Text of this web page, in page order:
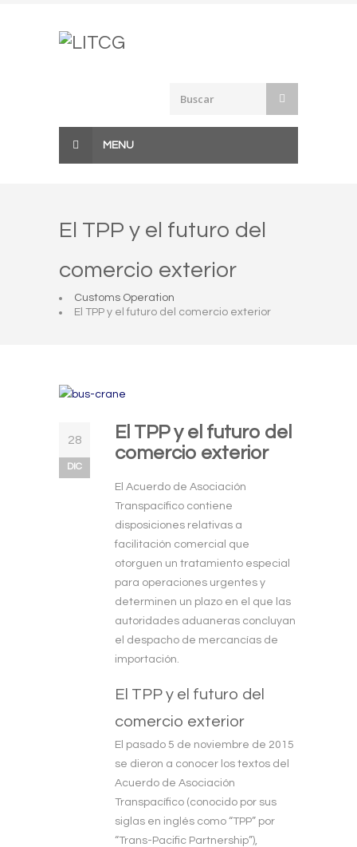
MENU
El TPP y el futuro del
comercio exterior
Customs Operation
El TPP y el futuro del comercio exterior
28
DIC
El TPP y el futuro del
comercio exterior
El Acuerdo de Asociación
Transpacífico contiene
disposiciones relativas a
facilitación comercial que
otorguen un tratamiento especial
para operaciones urgentes y
determinen un plazo en el que las
autoridades aduaneras concluyan
el despacho de mercancías de
importación.
El TPP y el futuro del
comercio exterior
El pasado 5 de noviembre de 2015
se dieron a conocer los textos del
Acuerdo de Asociación
Transpacífico (conocido por sus
siglas en inglés como “TPP” por
“Trans-Pacific Partnership”),